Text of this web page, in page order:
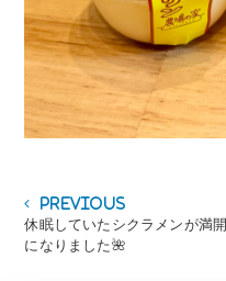
投
稿
ナ
PreviousPrevious
post:
休眠していたシクラメンが満開
になりました🌺